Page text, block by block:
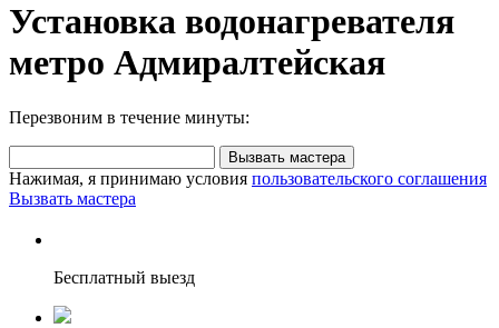
Установка водонагревателя
метро Адмиралтейская
Перезвоним в течение минуты:
Вызвать мастера
Нажимая, я принимаю условия пользовательского соглашения
Вызвать мастера
Бесплатный выезд